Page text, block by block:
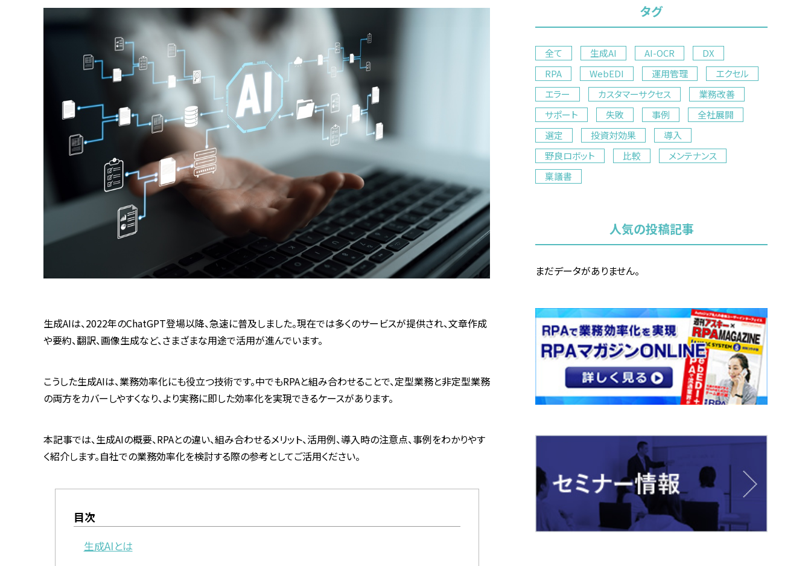
生成AIは、2022年のChatGPT登場以降、急速に普及しました。現在では多くのサービスが提供され、文章作成
や要約、翻訳、画像生成など、さまざまな用途で活用が進んでいます。
こうした生成AIは、業務効率化にも役立つ技術です。中でもRPAと組み合わせることで、定型業務と非定型業務
の両方をカバーしやすくなり、より実務に即した効率化を実現できるケースがあります。
本記事では、生成AIの概要、RPAとの違い、組み合わせるメリット、活用例、導入時の注意点、事例をわかりやす
く紹介します。自社での業務効率化を検討する際の参考としてご活用ください。
目次
生成AIとは
タグ
全て 生成AI AI-OCR
DX
RPA
WebEDI 運用管理
エクセル
エラー
カスタマーサクセス
業務改善
サポート
失敗 事例
全社展開
選定
投資対効果
導入
野良ロボット
比較
メンテナンス
稟議書
人気の投稿記事
まだデータがありません。